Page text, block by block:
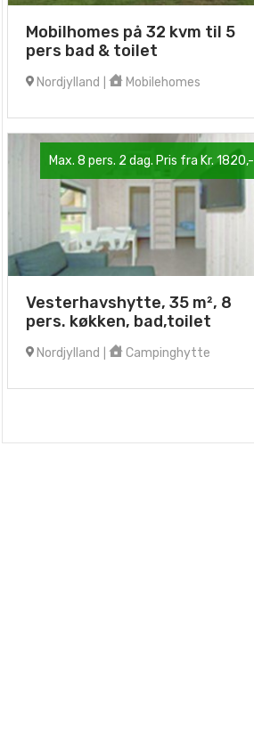
Mobilhomes på 32 kvm til 5
pers bad & toilet
Nordjylland Mobilehomes
Max. 8 pers. 2 dag. Pris fra Kr. 1820,-
Vesterhavshytte, 35 m², 8
pers. køkken, bad,toilet
Nordjylland Campinghytte